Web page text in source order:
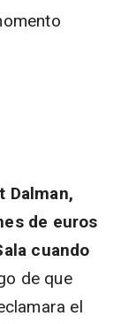
Dalman,
de euros
cuando
de que
el